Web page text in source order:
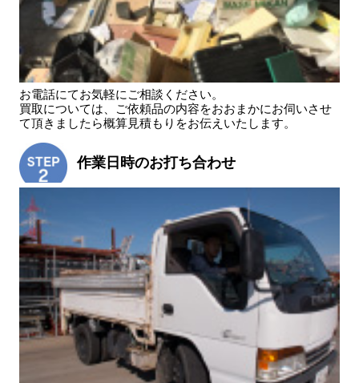
お電話にてお気軽にご相談ください。
買取については、ご依頼品の内容をおおまかにお伺いさせ
て頂きましたら概算見積もりをお伝えいたします。
作業日時のお打ち合わせ